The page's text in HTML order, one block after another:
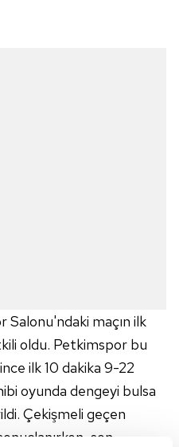
Salonu'ndaki maçın ilk
oldu. Petkimspor bu
ilk 10 dakika 9-22
oyunda dengeyi bulsa
Çekişmeli geçen
son